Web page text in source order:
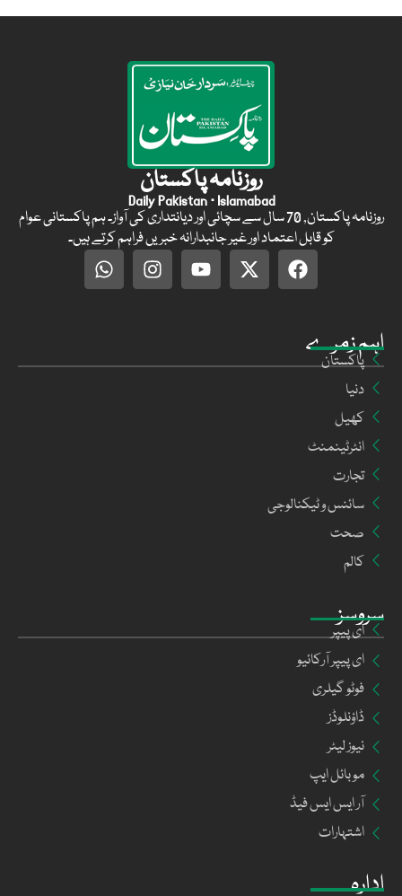
ادارہ
سروسز
ای پیپر
ای پیپر آرکائیو
فوٹو گیلری
ڈاؤنلوڈز
نیوز لیٹر
موبائل ایپ
آر ایس ایس فیڈ
اشتہارات
اہم زمرے
پاکستان
دنیا
کھیل
انٹرٹینمنٹ
تجارت
سائنس و ٹیکنالوجی
صحت
کالم
روزنامہ پاکستان
Daily Pakistan · Islamabad
روزنامہ پاکستان, 70 سال سے سچائی اور دیانتداری کی آواز۔ ہم پاکستانی عوام
کو قابل اعتماد اور غیر جانبدارانہ خبریں فراہم کرتے ہیں۔